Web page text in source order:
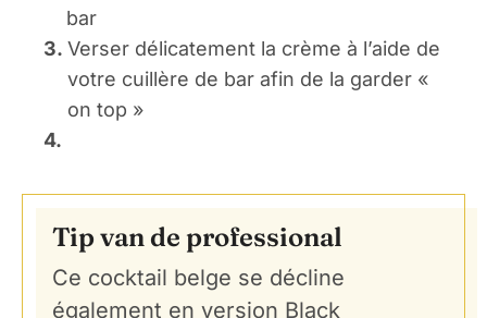
bar
3. Verser délicatement la crème à l’aide de
votre cuillère de bar afin de la garder «
on top »
4.
Tip van de professional
Ce cocktail belge se décline
également en version Black